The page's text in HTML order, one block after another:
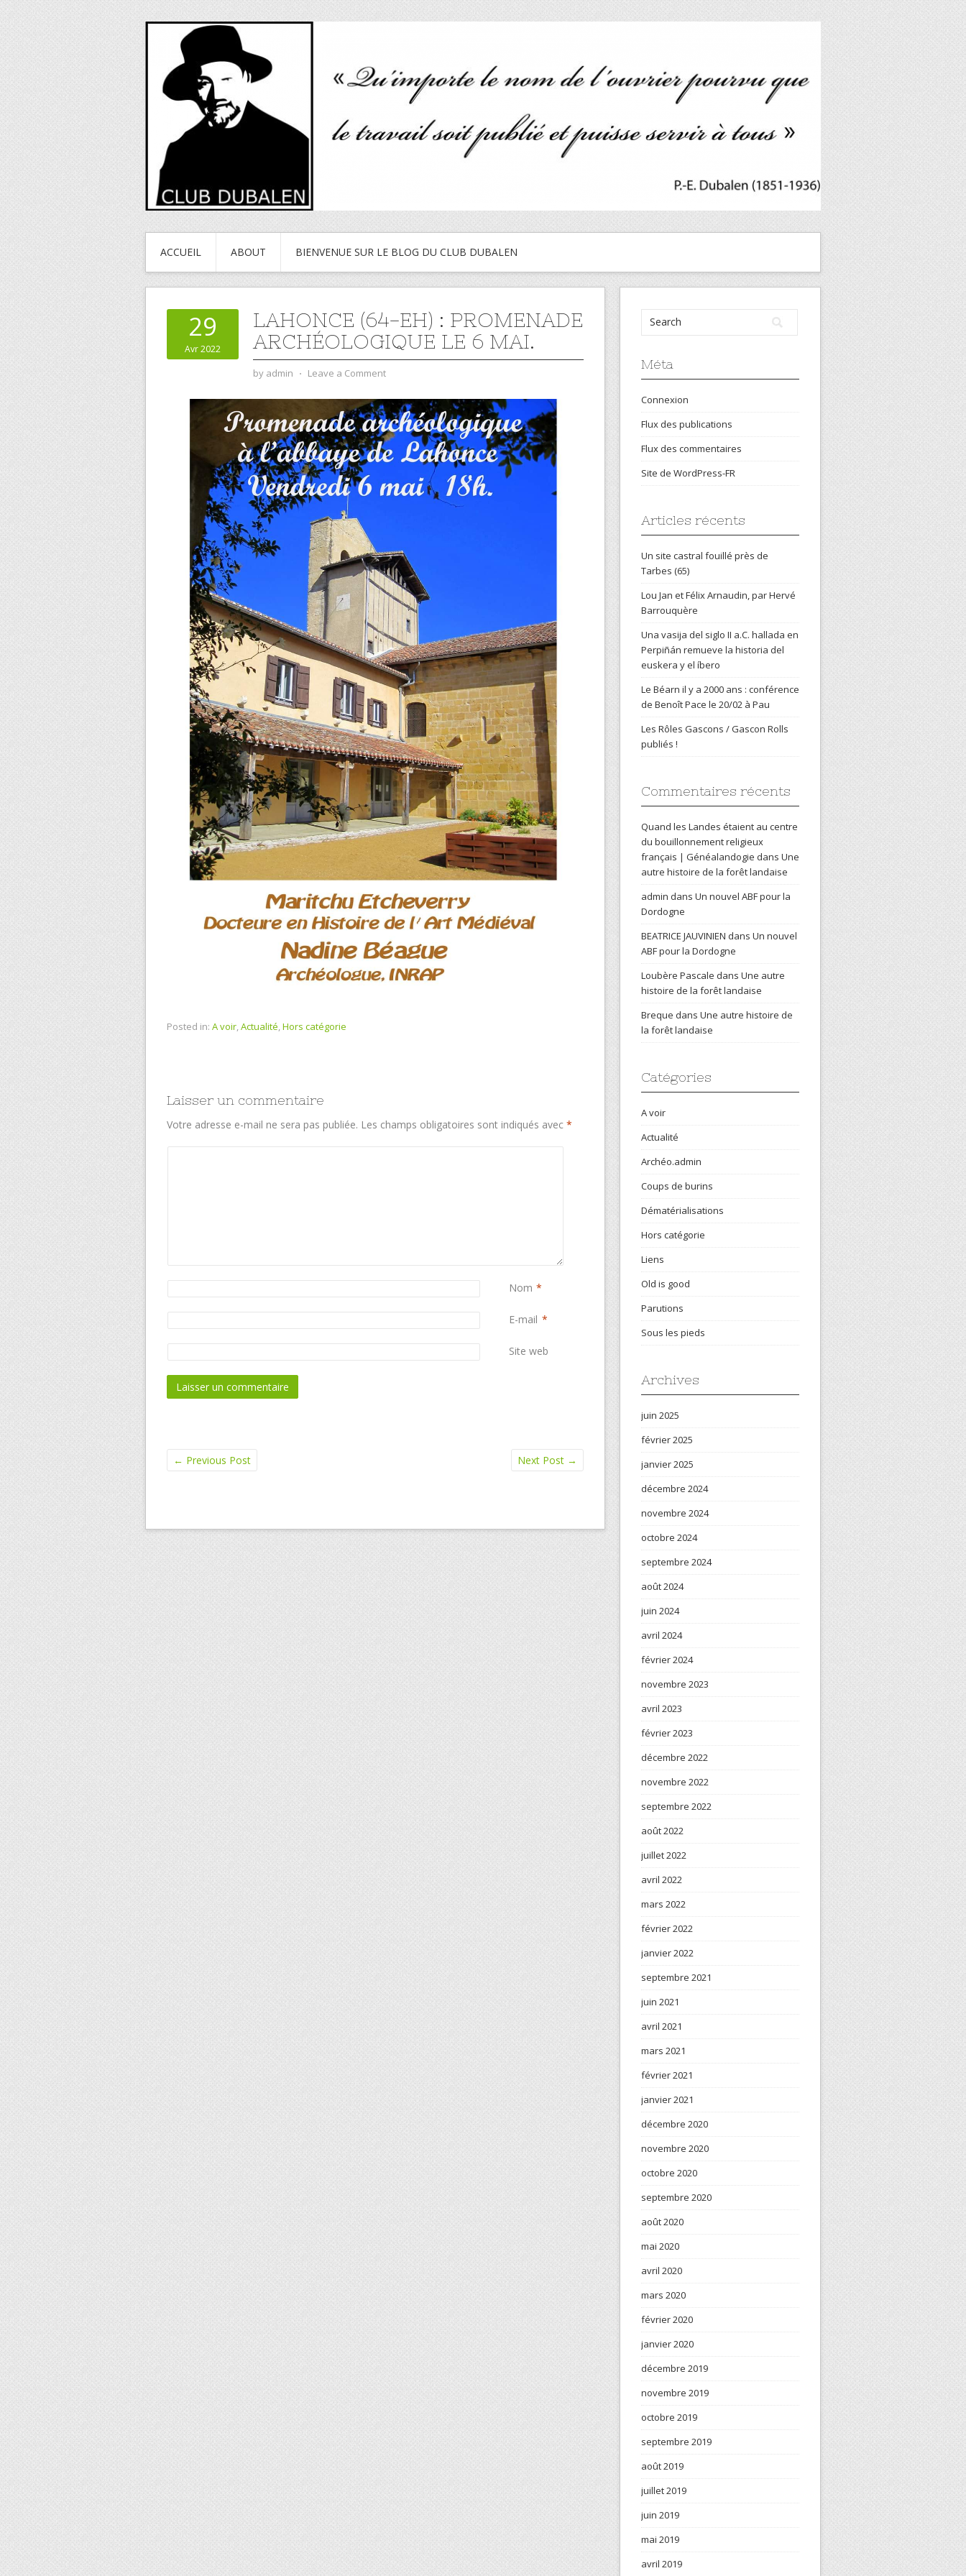
ACCUEIL ABOUT BIENVENUE SUR LE BLOG DU CLUB DUBALEN
29
Avr 2022
LAHONCE (64-EH) : PROMENADE
ARCHÉOLOGIQUE LE 6 MAI.
by admin ⋅ Leave a Comment
Posted in: A voir,Actualité,Hors catégorie
Laisser un commentaire
Votre adresse e-mail ne sera pas publiée. Les champs obligatoires sont indiqués avec *
Nom *
E-mail *
Site web
← Previous Post Next Post →
Méta
Connexion
Flux des publications
Flux des commentaires
Site de WordPress-FR
Articles récents
Un site castral fouillé près de
Tarbes (65)
Lou Jan et Félix Arnaudin, par Hervé
Barrouquère
Una vasija del siglo II a.C. hallada en
Perpiñán remueve la historia del
euskera y el íbero
Le Béarn il y a 2000 ans : conférence
de Benoît Pace le 20/02 à Pau
Les Rôles Gascons / Gascon Rolls
publiés !
Commentaires récents
Quand les Landes étaient au centre
du bouillonnement religieux
français | Généalandogie dans Une
autre histoire de la forêt landaise
admin dans Un nouvel ABF pour la
Dordogne
BEATRICE JAUVINIEN dans Un nouvel
ABF pour la Dordogne
Loubère Pascale dans Une autre
histoire de la forêt landaise
Breque dans Une autre histoire de
la forêt landaise
Catégories
A voir
Actualité
Archéo.admin
Coups de burins
Dématérialisations
Hors catégorie
Liens
Old is good
Parutions
Sous les pieds
Archives
juin 2025
février 2025
janvier 2025
décembre 2024
novembre 2024
octobre 2024
septembre 2024
août 2024
juin 2024
avril 2024
février 2024
novembre 2023
avril 2023
février 2023
décembre 2022
novembre 2022
septembre 2022
août 2022
juillet 2022
avril 2022
mars 2022
février 2022
janvier 2022
septembre 2021
juin 2021
avril 2021
mars 2021
février 2021
janvier 2021
décembre 2020
novembre 2020
octobre 2020
septembre 2020
août 2020
mai 2020
avril 2020
mars 2020
février 2020
janvier 2020
décembre 2019
novembre 2019
octobre 2019
septembre 2019
août 2019
juillet 2019
juin 2019
mai 2019
avril 2019